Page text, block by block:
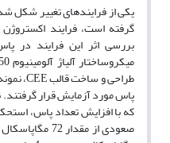
یکی از فرایندهای تغییر شکل
بررسی اثر این فرایند در
پاس مورد آزمایش قرار
که با افزایش تعداد پاس،